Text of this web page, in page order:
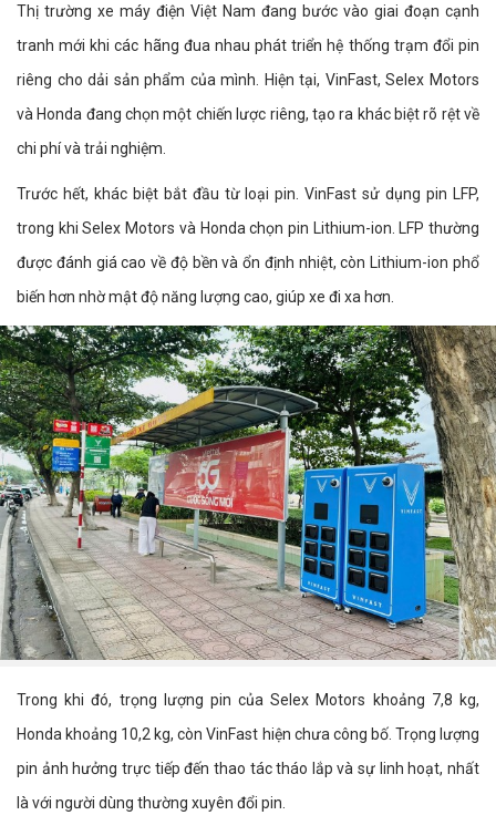
Thị trường xe máy điện Việt Nam đang bước vào giai đoạn cạnh
tranh mới khi các hãng đua nhau phát triển hệ thống trạm đổi pin
riêng cho dải sản phẩm của mình. Hiện tại, VinFast, Selex Motors
và Honda đang chọn một chiến lược riêng, tạo ra khác biệt rõ rệt về
chi phí và trải nghiệm.
Trước hết, khác biệt bắt đầu từ loại pin. VinFast sử dụng pin LFP,
trong khi Selex Motors và Honda chọn pin Lithium-ion. LFP thường
được đánh giá cao về độ bền và ổn định nhiệt, còn Lithium-ion phổ
biến hơn nhờ mật độ năng lượng cao, giúp xe đi xa hơn.
Trong khi đó, trọng lượng pin của Selex Motors khoảng 7,8 kg,
Honda khoảng 10,2 kg, còn VinFast hiện chưa công bố. Trọng lượng
pin ảnh hưởng trực tiếp đến thao tác tháo lắp và sự linh hoạt, nhất
là với người dùng thường xuyên đổi pin.